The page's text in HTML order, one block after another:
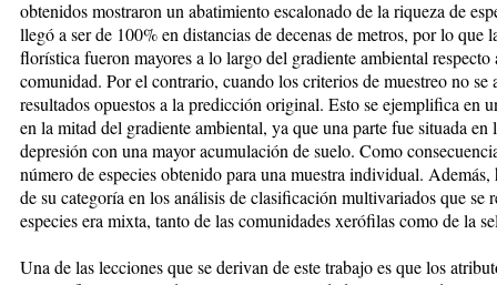
obtenidos mostraron un abatimiento escalonado de la riqueza de
llegó a ser de 100% en distancias de decenas de metros, por lo que
florística fueron mayores a lo largo del gradiente ambiental
comunidad. Por el contrario, cuando los criterios de muestreo no
resultados opuestos a la predicción original. Esto se ejemplifica en
en la mitad del gradiente ambiental, ya que una parte fue situada
depresión con una mayor acumulación de suelo. Como
número de especies obtenido para una muestra individual.
de su categoría en los análisis de clasificación multivariados que se
especies era mixta, tanto de las comunidades xerófilas como de la
Una de las lecciones que se derivan de este trabajo es que los